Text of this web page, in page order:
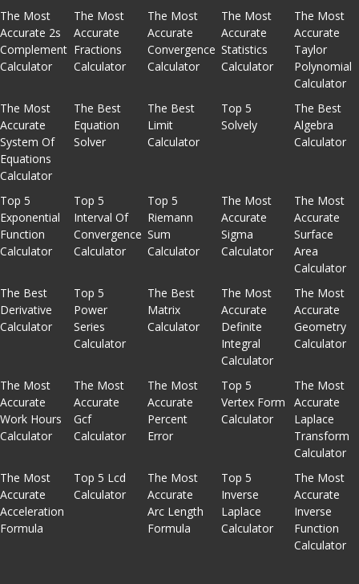
The Most
Accurate 2s
Complement
Calculator
The Most
Accurate
Fractions
Calculator
The Most
Accurate
Convergence
Calculator
The Most
Accurate
Statistics
Calculator
The Most
Accurate
Taylor
Polynomial
Calculator
The Most
Accurate
System Of
Equations
Calculator
The Best
Equation
Solver
The Best
Limit
Calculator
Top 5
Solvely
The Best
Algebra
Calculator
Top 5
Exponential
Function
Calculator
Top 5
Interval Of
Convergence
Calculator
Top 5
Riemann
Sum
Calculator
The Most
Accurate
Sigma
Calculator
The Most
Accurate
Surface
Area
Calculator
The Best
Derivative
Calculator
Top 5
Power
Series
Calculator
The Best
Matrix
Calculator
The Most
Accurate
Definite
Integral
Calculator
The Most
Accurate
Geometry
Calculator
The Most
Accurate
Work Hours
Calculator
The Most
Accurate
Gcf
Calculator
The Most
Accurate
Percent
Error
Top 5
Vertex Form
Calculator
The Most
Accurate
Laplace
Transform
Calculator
The Most
Accurate
Acceleration
Formula
Top 5 Lcd
Calculator
The Most
Accurate
Arc Length
Formula
Top 5
Inverse
Laplace
Calculator
The Most
Accurate
Inverse
Function
Calculator